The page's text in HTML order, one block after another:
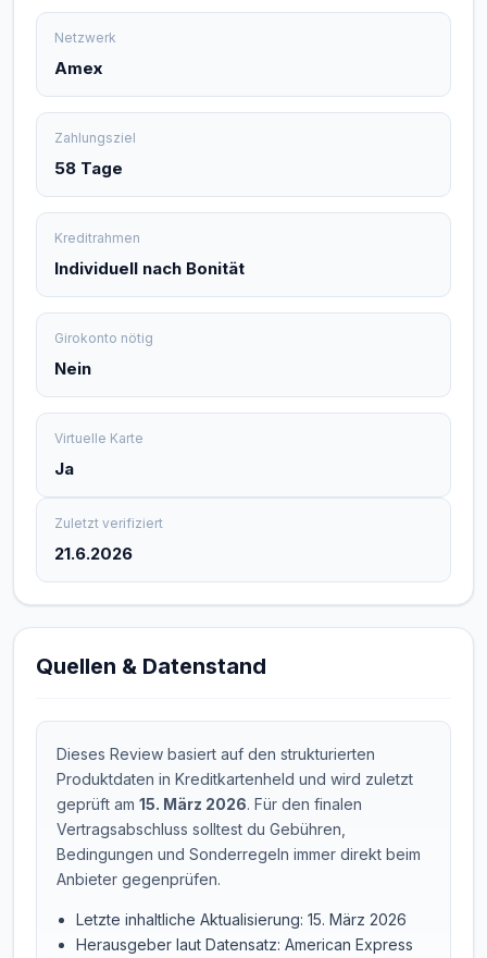
Netzwerk
Amex
Zahlungsziel
58 Tage
Kreditrahmen
Individuell nach Bonität
Girokonto nötig
Nein
Virtuelle Karte
Ja
Zuletzt verifiziert
21.6.2026
Quellen & Datenstand
Dieses Review basiert auf den strukturierten
Produktdaten in Kreditkartenheld und wird zuletzt
geprüft am 15. März 2026. Für den finalen
Vertragsabschluss solltest du Gebühren,
Bedingungen und Sonderregeln immer direkt beim
Anbieter gegenprüfen.
Letzte inhaltliche Aktualisierung: 15. März 2026
Herausgeber laut Datensatz: American Express